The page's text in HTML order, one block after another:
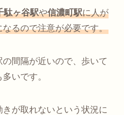
駄ヶ谷駅や信濃町駅に人が
るので注意が必要です。
間隔が近いので、歩いて
いです。
が取れないという状況に